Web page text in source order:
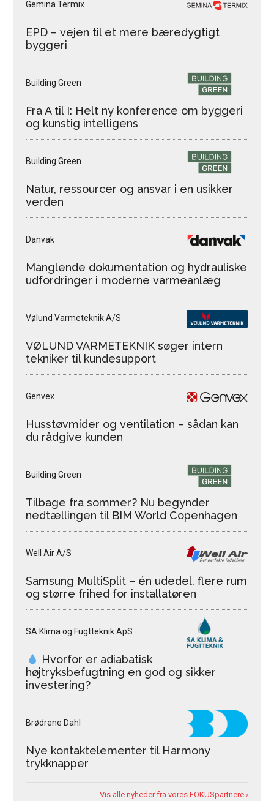
Gemina Termix
EPD – vejen til et mere bæredygtigt
byggeri
Building Green
Fra A til I: Helt ny konference om byggeri
og kunstig intelligens
Building Green
Natur, ressourcer og ansvar i en usikker
verden
Danvak
Manglende dokumentation og hydrauliske
udfordringer i moderne varmeanlæg
Vølund Varmeteknik A/S
VØLUND VARMETEKNIK søger intern
tekniker til kundesupport
Genvex
Husstøvmider og ventilation – sådan kan
du rådgive kunden
Building Green
Tilbage fra sommer? Nu begynder
nedtællingen til BIM World Copenhagen
Well Air A/S
Samsung MultiSplit – én udedel, flere rum
og større frihed for installatøren
SA Klima og Fugtteknik ApS
Hvorfor er adiabatisk
højtryksbefugtning en god og sikker
investering?
Brødrene Dahl
Nye kontaktelementer til Harmony
trykknapper
Vis alle nyheder fra vores FOKUSpartnere ›